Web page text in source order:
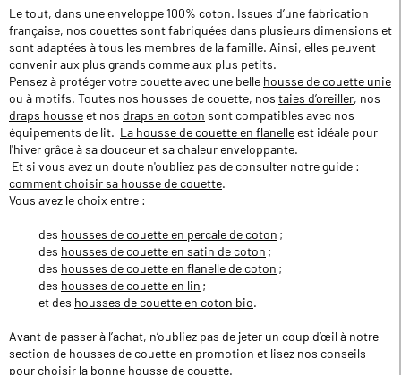
Le tout, dans une enveloppe 100% coton. Issues d’une fabrication
française, nos couettes sont fabriquées dans plusieurs dimensions et
sont adaptées à tous les membres de la famille. Ainsi, elles peuvent
convenir aux plus grands comme aux plus petits.
Pensez à protéger votre couette avec une belle housse de couette unie
ou à motifs. Toutes nos housses de couette, nos taies d’oreiller, nos
draps housse et nos draps en coton sont compatibles avec nos
équipements de lit. La housse de couette en flanelle est idéale pour
l'hiver grâce à sa douceur et sa chaleur enveloppante.
Et si vous avez un doute n'oubliez pas de consulter notre guide :
comment choisir sa housse de couette.
Vous avez le choix entre :
des housses de couette en percale de coton ;
des housses de couette en satin de coton ;
des housses de couette en flanelle de coton ;
des housses de couette en lin ;
et des housses de couette en coton bio.
Avant de passer à l’achat, n’oubliez pas de jeter un coup d’œil à notre
section de housses de couette en promotion et lisez nos conseils
pourchoisir la bonne housse de couette.